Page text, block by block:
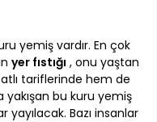
yemiş vardır. En çok
yer fıstığı , onu yaştan
tariflerinde hem de
bu kuru yemiş
yayılacak. Bazı insanlar